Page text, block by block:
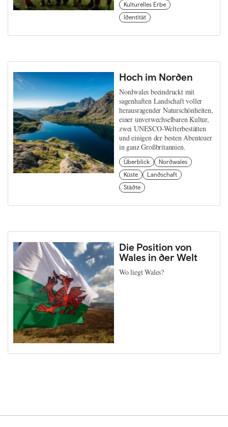
Kulturelles Erbe
Identität
Hoch im Norden
Nordwales beeindruckt mit
sagenhaften Landschaft voller
herausragender Naturschönheiten,
einer unverwechselbaren Kultur,
zwei UNESCO-Welterbestätten
und einigen der besten Abenteuer
in ganz Großbritannien.
Überblick
Nordwales
Küste
Landschaft
Städte
Die Position von
Wales in der Welt
Wo liegt Wales?